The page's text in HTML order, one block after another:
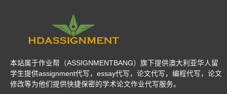
本站属于作业帮（ASSIGNMENTBANG）旗下提供澳大利亚华人留
学生提供assignment代写，essay代写，论文代写，编程代写，论文
修改等为他们提供快捷保密的学术论文作业代写服务。